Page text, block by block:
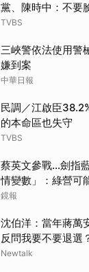
黨、陳時中：不要
TVBS
三峽警依法使用
嫌到案
中華日報
民調／江啟臣
的本命區也失守
TVBS
蔡英文參戰…劍指
情變數」：綠營可
鏡報
沈伯洋：當年蔣萬
反問我要不要退選
Newtalk